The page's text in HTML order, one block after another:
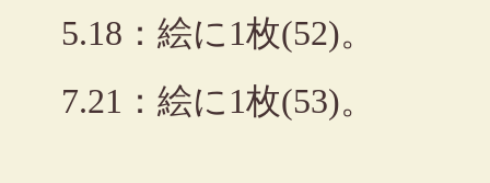
5.18：絵に1枚(52)。
7.21：絵に1枚(53)。